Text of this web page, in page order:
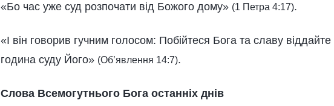
«Бо час уже суд розпочати від Божого дому» (1 Петра 4:17).
«І він говорив гучним голосом: Побійтеся Бога та славу
година суду Його» (Об’явлення 14:7).
Слова Всемогутнього Бога останніх днів